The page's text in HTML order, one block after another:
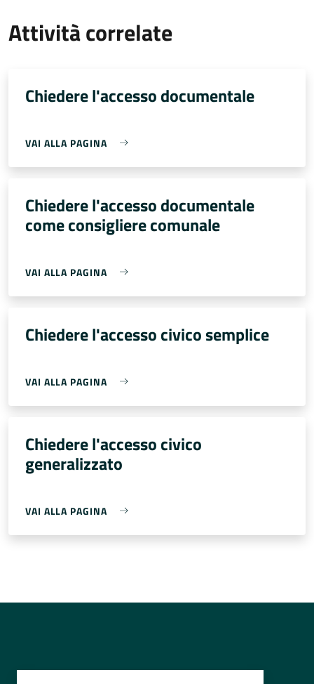
Attività correlate
Chiedere l'accesso documentale
VAI ALLA PAGINA
Chiedere l'accesso documentale
come consigliere comunale
VAI ALLA PAGINA
Chiedere l'accesso civico semplice
VAI ALLA PAGINA
Chiedere l'accesso civico
generalizzato
VAI ALLA PAGINA